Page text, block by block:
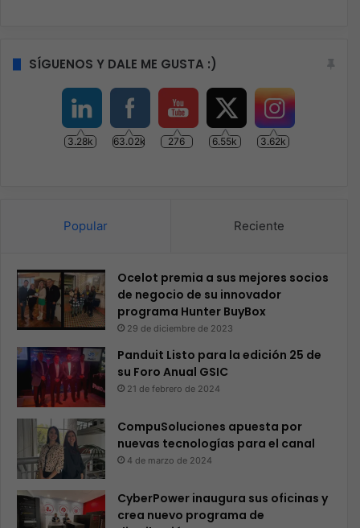
SÍGUENOS Y DALE ME GUSTA :)
3.28k 63.02k 276 6.55k 3.62k
Popular Reciente
Ocelot premia a sus mejores socios
de negocio de su innovador
programa Hunter BuyBox
29 de diciembre de 2023
Panduit Listo para la edición 25 de
su Foro Anual GSIC
21 de febrero de 2024
CompuSoluciones apuesta por
nuevas tecnologías para el canal
4 de marzo de 2024
CyberPower inaugura sus oficinas y
crea nuevo programa de